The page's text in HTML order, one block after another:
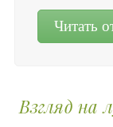
Читать
Взгляд на